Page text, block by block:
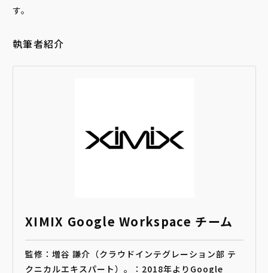
す。
執筆者紹介
XIMIX Google Workspace チーム
監修：増谷 謙介（クラウドインテグレーション部 テ
クニカルエキスパート）。：2018年よりGoogle